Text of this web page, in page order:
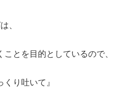
、
とを目的としているので、
くり吐いて』